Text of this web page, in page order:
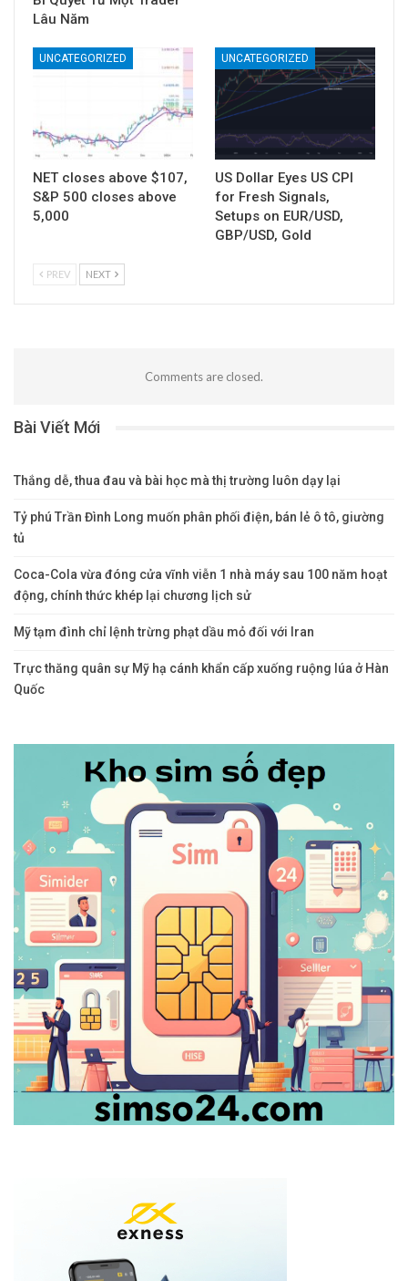
Lâu Năm
UNCATEGORIZED
NET closes above $107,
S&P 500 closes above
5,000
UNCATEGORIZED
US Dollar Eyes US CPI
for Fresh Signals,
Setups on EUR/USD,
GBP/USD, Gold
PREV NEXT
Comments are closed.
Bài Viết Mới
Thắng dễ, thua đau và bài học mà thị trường luôn dạy lại
Tỷ phú Trần Đình Long muốn phân phối điện, bán lẻ ô tô, giường
tủ
Coca-Cola vừa đóng cửa vĩnh viễn 1 nhà máy sau 100 năm hoạt
động, chính thức khép lại chương lịch sử
Mỹ tạm đình chỉ lệnh trừng phạt dầu mỏ đối với Iran
Trực thăng quân sự Mỹ hạ cánh khẩn cấp xuống ruộng lúa ở Hàn
Quốc